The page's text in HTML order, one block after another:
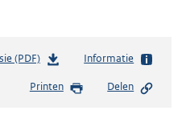
(PDF)b
s
Informatie
Printen Delen